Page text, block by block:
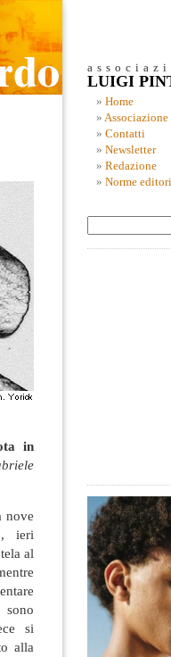
in
nove
ieri
al
si
alla
LUIGI
Home
Associazione
Contatti
Newsletter
Redazione
Norme